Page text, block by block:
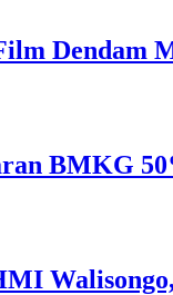
Dendam
BMKG